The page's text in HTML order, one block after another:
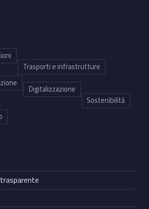
Trasporti e infrastrutture
Digitalizzazione
Sostenibilità